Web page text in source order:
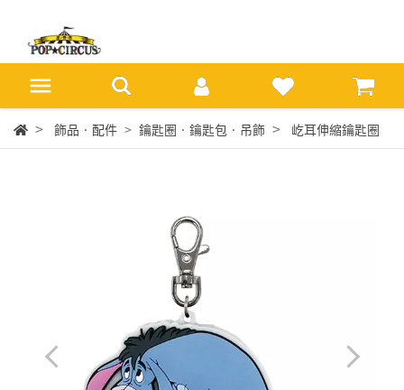
飾品‧配件 鑰匙圈‧鑰匙包‧吊飾 屹耳伸縮鑰匙圈